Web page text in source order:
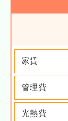
家賃
管理費
光熱費